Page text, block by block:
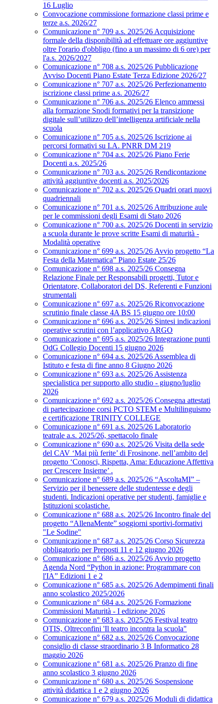
16 Luglio
Convocazione commissione formazione classi prime e
terze a.s. 2026/27
Comunicazione n° 709 a.s. 2025/26 Acquisizione
formale della disponibilità ad effettuare ore aggiuntive
oltre l'orario d'obbligo (fino a un massimo di 6 ore) per
l'a.s. 2026/2027
Comunicazione n° 708 a.s. 2025/26 Pubblicazione
Avviso Docenti Piano Estate Terza Edizione 2026/27
Comunicazione n° 707 a.s. 2025/26 Perfezionamento
iscrizione classi prime a.s. 2026/27
Comunicazione n° 706 a.s. 2025/26 Elenco ammessi
alla formazione Snodi formativi per la transizione
digitale sull’utilizzo dell’intelligenza artificiale nella
scuola
Comunicazione n° 705 a.s. 2025/26 Iscrizione ai
percorsi formativi su I.A. PNRR DM 219
Comunicazione n° 704 a.s. 2025/26 Piano Ferie
Docenti a.s. 2025/26
Comunicazione n° 703 a.s. 2025/26 Rendicontazione
attività aggiuntive docenti a.s. 2025/2026
Comunicazione n° 702 a.s. 2025/26 Quadri orari nuovi
quadriennali
Comunicazione n° 701 a.s. 2025/26 Attribuzione aule
per le commissioni degli Esami di Stato 2026
Comunicazione n° 700 a.s. 2025/26 Docenti in servizio
a scuola durante le prove scritte Esami di maturità -
Modalità operative
Comunicazione n° 699 a.s. 2025/26 Avvio progetto “La
Festa della Matematica” Piano Estate 25/26
Comunicazione n° 698 a.s. 2025/26 Consegna
Relazione Finale per Responsabili progetti, Tutor e
Orientatore, Collaboratori del DS, Referenti e Funzioni
strumentali
Comunicazione n° 697 a.s. 2025/26 Riconvocazione
scrutinio finale classe 4A BS 15 giugno ore 10:00
Comunicazione n° 696 a.s. 2025/26 Sintesi indicazioni
operative scrutini con l’applicativo ARGO
Comunicazione n° 695 a.s. 2025/26 Integrazione punti
OdG Collegio Docenti 15 giugno 2026
Comunicazione n° 694 a.s. 2025/26 Assemblea di
Istituto e festa di fine anno 8 Giugno 2026
Comunicazione n° 693 a.s. 2025/26 Assistenza
specialistica per supporto allo studio - giugno/luglio
2026
Comunicazione n° 692 a.s. 2025/26 Consegna attestati
di partecipazione corsi PCTO STEM e Multilinguismo
e certificazione TRINITY COLLEGE
Comunicazione n° 691 a.s. 2025/26 Laboratorio
teatrale a.s. 2025/26, spettacolo finale
Comunicazione n° 690 a.s. 2025/26 Visita della sede
del CAV ‘Mai più ferite’ di Frosinone, nell’ambito del
progetto ‘Conosci, Rispetta, Ama: Educazione Affettiva
per Crescere Insieme’ .
Comunicazione n° 689 a.s. 2025/26 “AscoltaMI” –
Servizio per il benessere delle studentesse e degli
studenti. Indicazioni operative per studenti, famiglie e
Istituzioni scolastiche.
Comunicazione n° 688 a.s. 2025/26 Incontro finale del
progetto “AllenaMente” soggiorni sportivi‑formativi
"Le Sodine"
Comunicazione n° 687 a.s. 2025/26 Corso Sicurezza
obbligatorio per Preposti 11 e 12 giugno 2026
Comunicazione n° 686 a.s. 2025/26 Avvio progetto
Agenda Nord “Python in azione: Programmare con
l'IA” Edizioni 1 e 2
Comunicazione n° 685 a.s. 2025/26 Adempimenti finali
anno scolastico 2025/2026
Comunicazione n° 684 a.s. 2025/26 Formazione
Commissioni Maturità - I edizione 2026
Comunicazione n° 683 a.s. 2025/26 Festival teatro
OTIS, Oltreconfini 'Il teatro incontra la scuola"
Comunicazione n° 682 a.s. 2025/26 Convocazione
consiglio di classe straordinario 3 B Informatico 28
maggio 2026
Comunicazione n° 681 a.s. 2025/26 Pranzo di fine
anno scolastico 3 giugno 2026
Comunicazione n° 680 a.s. 2025/26 Sospensione
attività didattica 1 e 2 giugno 2026
Comunicazione n° 679 a.s. 2025/26 Moduli di didattica